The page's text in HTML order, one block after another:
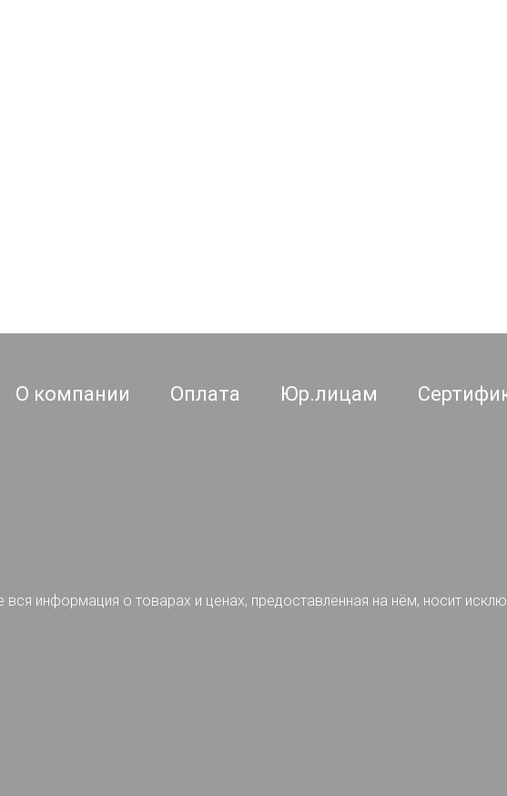
О компании Оплата Юр.лицам
информация о товарах и ценах, предоставленная на нём, носит